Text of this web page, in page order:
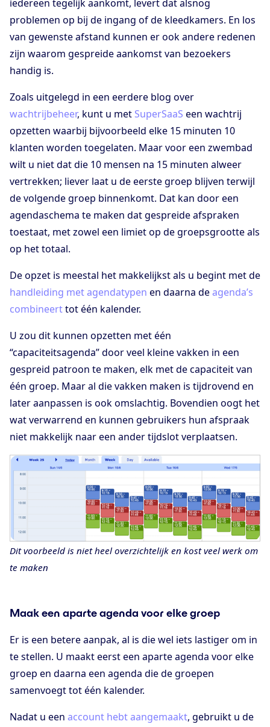
iedereen tegelijk aankomt, levert dat alsnog
problemen op bij de ingang of de kleedkamers. En los
van gewenste afstand kunnen er ook andere redenen
zijn waarom gespreide aankomst van bezoekers
handig is.
Zoals uitgelegd in een eerdere blog over
wachtrijbeheer, kunt u met SuperSaaS een wachtrij
opzetten waarbij bijvoorbeeld elke 15 minuten 10
klanten worden toegelaten. Maar voor een zwembad
wilt u niet dat die 10 mensen na 15 minuten alweer
vertrekken; liever laat u de eerste groep blijven terwijl
de volgende groep binnenkomt. Dat kan door een
agendaschema te maken dat gespreide afspraken
toestaat, met zowel een limiet op de groepsgrootte als
op het totaal.
De opzet is meestal het makkelijkst als u begint met de
handleiding met agendatypen en daarna deagenda’s
combineerttot één kalender.
U zou dit kunnen opzetten met één
“capaciteitsagenda” door veel kleine vakken in een
gespreid patroon te maken, elk met de capaciteit van
één groep. Maar al die vakken maken is tijdrovend en
later aanpassen is ook omslachtig. Bovendien oogt het
wat verwarrend en kunnen gebruikers hun afspraak
niet makkelijk naar een ander tijdslot verplaatsen.
Dit voorbeeld is niet heel overzichtelijk en kost veel werk om
te maken
Maak een aparte agenda voor elke groep
Er is een betere aanpak, al is die wel iets lastiger om in
te stellen. U maakt eerst een aparte agenda voor elke
groep en daarna een agenda die de groepen
samenvoegt tot één kalender.
Nadat u een account hebt aangemaakt, gebruikt u de